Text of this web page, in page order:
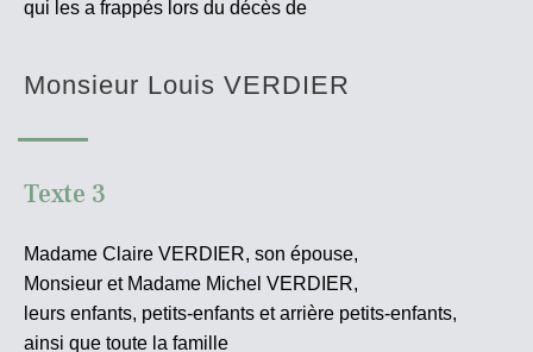
qui les a frappés lors du décès de
Monsieur Louis VERDIER
Texte 3
Madame Claire VERDIER, son épouse,
Monsieur et Madame Michel VERDIER,
leurs enfants, petits-enfants et arrière petits-enfants,
ainsi que toute la famille